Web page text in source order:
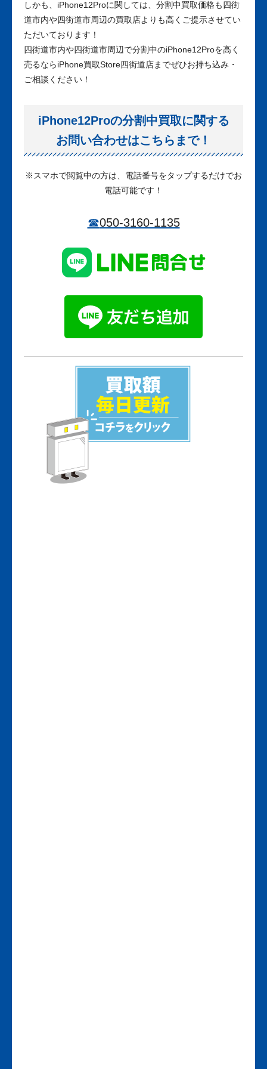
しかも、iPhone12Proに関しては、分割中買取価格も四街
道市内や四街道市周辺の買取店よりも高くご提示させてい
ただいております！
四街道市内や四街道市周辺で分割中のiPhone12Proを高く
売るならiPhone買取Store四街道店までぜひお持ち込み・
ご相談ください！
iPhone12Proの分割中買取に関する
お問い合わせはこちらまで！
※スマホで閲覧中の方は、電話番号をタップするだけでお
電話可能です！
☎050-3160-1135